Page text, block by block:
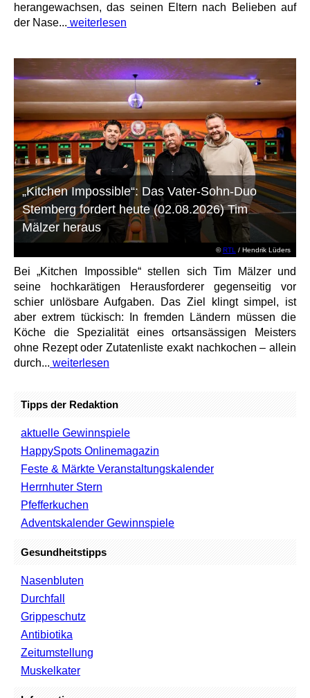
herangewachsen, das seinen Eltern nach Belieben auf
der Nase... weiterlesen
©RTL / Hendrik Lüders
„Kitchen Impossible“: Das Vater-Sohn-Duo
Stemberg fordert heute (02.08.2026) Tim
Mälzer heraus
Bei „Kitchen Impossible“ stellen sich Tim Mälzer und
seine hochkarätigen Herausforderer gegenseitig vor
schier unlösbare Aufgaben. Das Ziel klingt simpel, ist
aber extrem tückisch: In fremden Ländern müssen die
Köche die Spezialität eines ortsansässigen Meisters
ohne Rezept oder Zutatenliste exakt nachkochen – allein
durch... weiterlesen
Tipps der Redaktion
aktuelle Gewinnspiele
HappySpots Onlinemagazin
Feste & Märkte Veranstaltungskalender
Herrnhuter Stern
Pfefferkuchen
Adventskalender Gewinnspiele
Gesundheitstipps
Nasenbluten
Durchfall
Grippeschutz
Antibiotika
Zeitumstellung
Muskelkater